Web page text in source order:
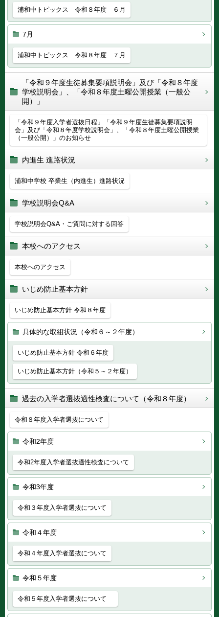
浦和中トピックス 令和８年度 ６月
7月
浦和中トピックス 令和８年度 ７月
「令和９年度生徒募集要項説明会」及び「令和８年度
学校説明会」、「令和８年度土曜公開授業（一般公
開）」
「令和９年度入学者選抜日程」「令和９年度生徒募集要項説明
会」及び「令和８年度学校説明会」、「令和８年度土曜公開授業
（一般公開）」のお知らせ
内進生 進路状況
浦和中学校 卒業生（内進生）進路状況
学校説明会Q&A
学校説明会Q&A・ご質問に対する回答
本校へのアクセス
本校へのアクセス
いじめ防止基本方針
いじめ防止基本方針 令和８年度
具体的な取組状況（令和６～２年度）
いじめ防止基本方針 令和６年度
いじめ防止基本方針（令和５～２年度）
過去の入学者選抜適性検査について（令和８年度）
令和８年度入学者選抜について
令和2年度
令和2年度入学者選抜適性検査について
令和3年度
令和３年度入学者選抜について
令和４年度
令和４年度入学者選抜について
令和５年度
令和５年度入学者選抜について